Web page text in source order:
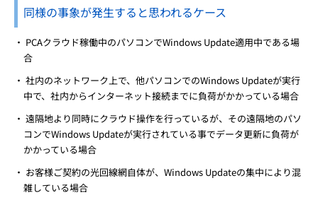
同様の事象が発生すると思われるケース
PCAクラウド稼働中のパソコンでWindows Update適用中である場
合
社内のネットワーク上で、他パソコンでのWindows Updateが実行
中で、社内からインターネット接続までに負荷がかかっている場合
遠隔地より同時にクラウド操作を行っているが、その遠隔地のパソ
コンでWindows Updateが実行されている事でデータ更新に負荷が
かかっている場合
お客様ご契約の光回線網自体が、Windows Updateの集中により混
雑している場合